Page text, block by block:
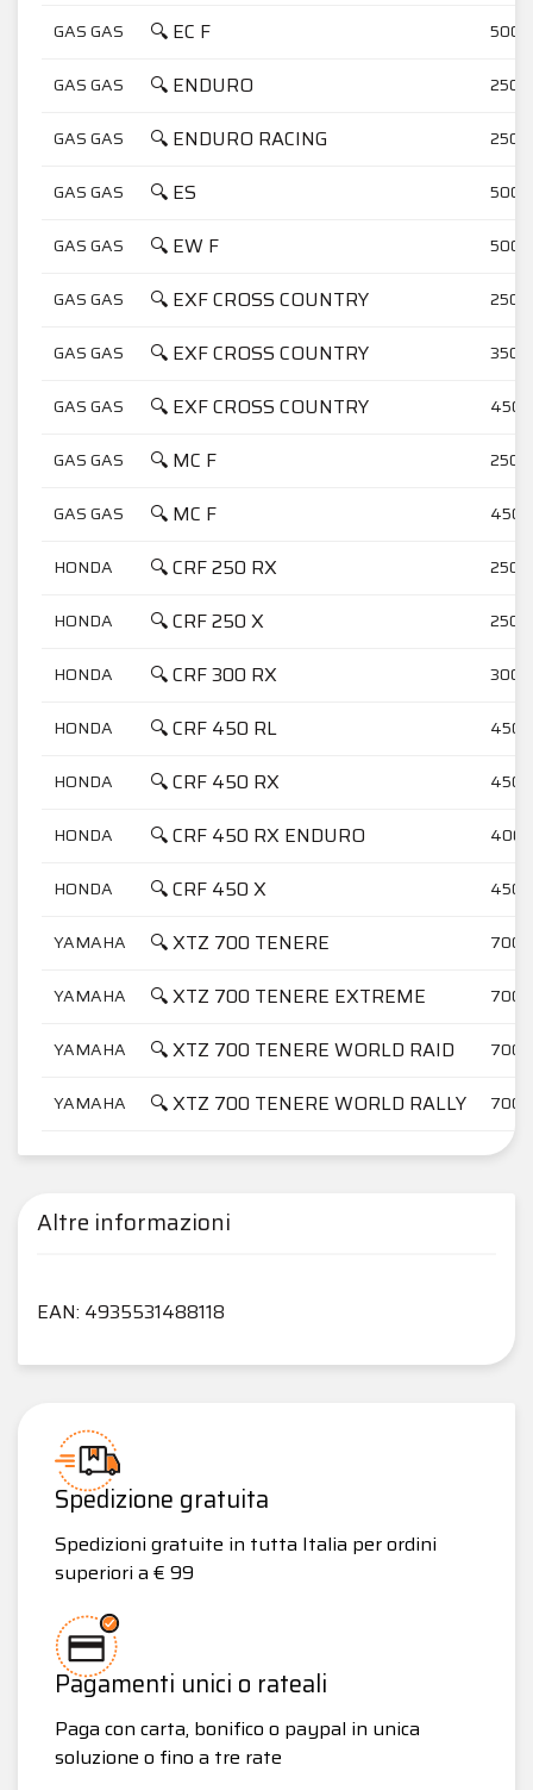
GAS GAS 🔍 EC F 500
GAS GAS 🔍 ENDURO 250
GAS GAS 🔍 ENDURO RACING 250
GAS GAS 🔍 ES 500
GAS GAS 🔍 EW F 500
GAS GAS 🔍 EXF CROSS COUNTRY 250
GAS GAS 🔍 EXF CROSS COUNTRY 350
GAS GAS 🔍 EXF CROSS COUNTRY 450
GAS GAS 🔍 MC F 250
GAS GAS 🔍 MC F 450
HONDA 🔍 CRF 250 RX 250
HONDA 🔍 CRF 250 X 250
HONDA 🔍 CRF 300 RX 300
HONDA 🔍 CRF 450 RL 450
HONDA 🔍 CRF 450 RX 450
HONDA 🔍 CRF 450 RX ENDURO 400
HONDA 🔍 CRF 450 X 450
YAMAHA 🔍 XTZ 700 TENERE 700
YAMAHA 🔍 XTZ 700 TENERE EXTREME 700
YAMAHA 🔍 XTZ 700 TENERE WORLD RAID 700
YAMAHA 🔍 XTZ 700 TENERE WORLD RALLY 700
Altre informazioni
EAN: 4935531488118
Spedizione gratuita
Spedizioni gratuite in tutta Italia per ordini
superiori a € 99
Pagamenti unici o rateali
Paga con carta, bonifico o paypal in unica
soluzione o fino a tre rate